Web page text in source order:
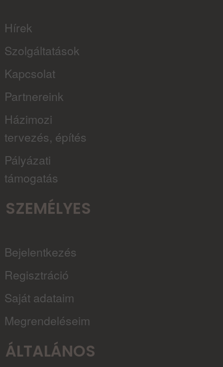
Hírek
Szolgáltatások
Kapcsolat
Partnereink
Házimozi
tervezés, építés
Pályázati
támogatás
SZEMÉLYES
Bejelentkezés
Regisztráció
Saját adataim
Megrendeléseim
ÁLTALÁNOS